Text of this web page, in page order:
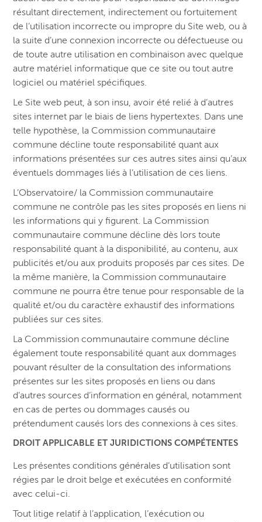
résultant directement, indirectement ou fortuitement
de l’utilisation incorrecte ou impropre du Site web, ou à
la suite d’une connexion incorrecte ou défectueuse ou
de toute autre utilisation en combinaison avec quelque
autre matériel informatique que ce site ou tout autre
logiciel ou matériel spécifiques.
Le Site web peut, à son insu, avoir été relié à d’autres
sites internet par le biais de liens hypertextes. Dans une
telle hypothèse, la Commission communautaire
commune décline toute responsabilité quant aux
informations présentées sur ces autres sites ainsi qu’aux
éventuels dommages liés à l’utilisation de ces liens.
L’Observatoire/ la Commission communautaire
commune ne contrôle pas les sites proposés en liens ni
les informations qui y figurent. La Commission
communautaire commune décline dès lors toute
responsabilité quant à la disponibilité, au contenu, aux
publicités et/ou aux produits proposés par ces sites. De
la même manière, la Commission communautaire
commune ne pourra être tenue pour responsable de la
qualité et/ou du caractère exhaustif des informations
publiées sur ces sites.
La Commission communautaire commune décline
également toute responsabilité quant aux dommages
pouvant résulter de la consultation des informations
présentes sur les sites proposés en liens ou dans
d’autres sources d’information en général, notamment
en cas de pertes ou dommages causés ou
prétendument causés lors des connexions à ces sites.
DROIT APPLICABLE ET JURIDICTIONS COMPÉTENTES
Les présentes conditions générales d’utilisation sont
régies par le droit belge et exécutées en conformité
avec celui-ci.
Tout litige relatif à l’application, l’exécution ou